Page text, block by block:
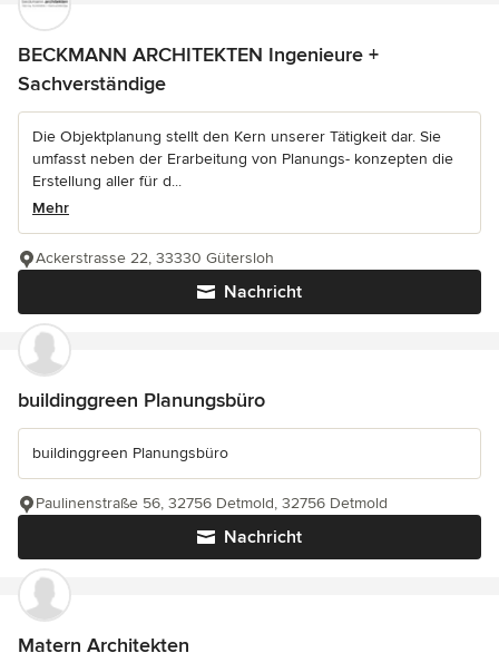
BECKMANN ARCHITEKTEN Ingenieure +
Sachverständige
Die Objektplanung stellt den Kern unserer Tätigkeit dar. Sie
umfasst neben der Erarbeitung von Planungs- konzepten die
Erstellung aller für d...
Mehr
Nachricht
Ackerstrasse 22, 33330 Gütersloh
buildinggreen Planungsbüro
buildinggreen Planungsbüro
Nachricht
Paulinenstraße 56, 32756 Detmold, 32756 Detmold
Matern Architekten